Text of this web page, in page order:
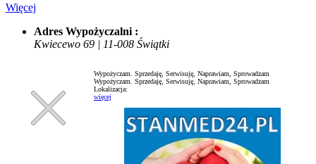
Więcej
Adres Wypożyczalni :
Kwiecewo 69 | 11-008 Świątki
Wypożyczam. Sprzedaję, Serwisuję, Naprawiam, Sprowadzam
Wypożyczam. Sprzedaję, Serwisuję, Naprawiam, Sprowadzam
Lokalizacja:
więcej